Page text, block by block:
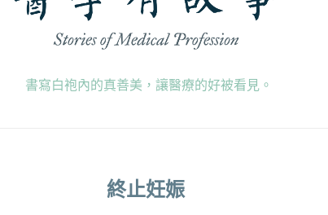
書寫白袍內的真善美，讓醫療的好被看見。
終止妊娠